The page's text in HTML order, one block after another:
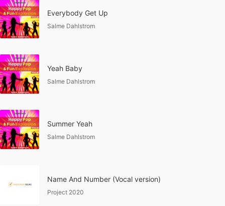
Everybody Get Up
Salme Dahlstrom
Yeah Baby
Salme Dahlstrom
Summer Yeah
Salme Dahlstrom
Name And Number (Vocal version)
Project 2020